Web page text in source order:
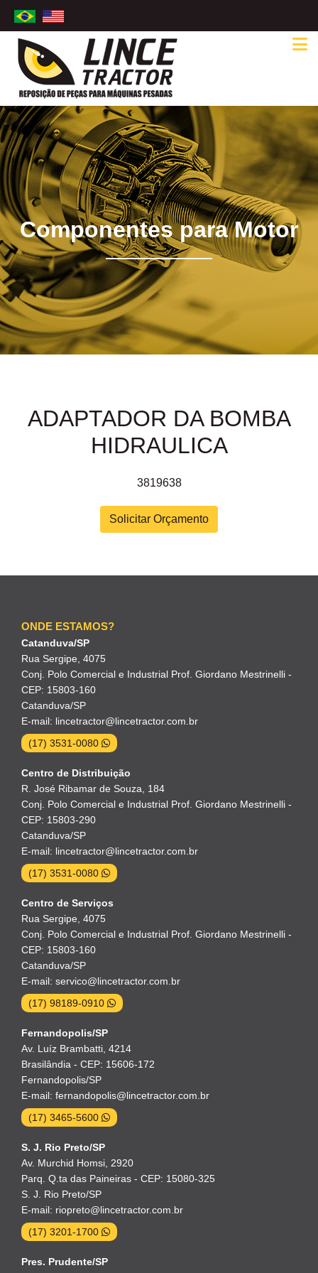
Componentes para Motor
ADAPTADOR DA BOMBA
HIDRAULICA
3819638
Solicitar Orçamento
ONDE ESTAMOS?
Catanduva/SP
Rua Sergipe, 4075
Conj. Polo Comercial e Industrial Prof. Giordano Mestrinelli -
CEP: 15803-160
Catanduva/SP
E-mail: lincetractor@lincetractor.com.br
(17) 3531-0080
Centro de Distribuição
R. José Ribamar de Souza, 184
Conj. Polo Comercial e Industrial Prof. Giordano Mestrinelli -
CEP: 15803-290
Catanduva/SP
E-mail: lincetractor@lincetractor.com.br
(17) 3531-0080
Centro de Serviços
Rua Sergipe, 4075
Conj. Polo Comercial e Industrial Prof. Giordano Mestrinelli -
CEP: 15803-160
Catanduva/SP
E-mail: servico@lincetractor.com.br
(17) 98189-0910
Fernandopolis/SP
Av. Luíz Brambatti, 4214
Brasilândia - CEP: 15606-172
Fernandopolis/SP
E-mail: fernandopolis@lincetractor.com.br
(17) 3465-5600
S. J. Rio Preto/SP
Av. Murchid Homsi, 2920
Parq. Q.ta das Paineiras - CEP: 15080-325
S. J. Rio Preto/SP
E-mail: riopreto@lincetractor.com.br
(17) 3201-1700
Pres. Prudente/SP